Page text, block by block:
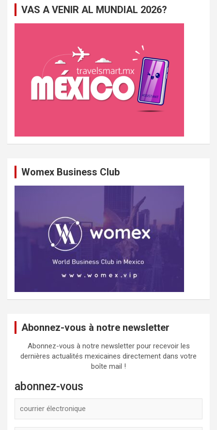
c
VAS A VENIR AL MUNDIAL 2026?
Womex Business Club
Abonnez-vous à notre newsletter
Abonnez-vous à notre newsletter pour recevoir les
dernières actualités mexicaines directement dans votre
boîte mail !
abonnez-vous